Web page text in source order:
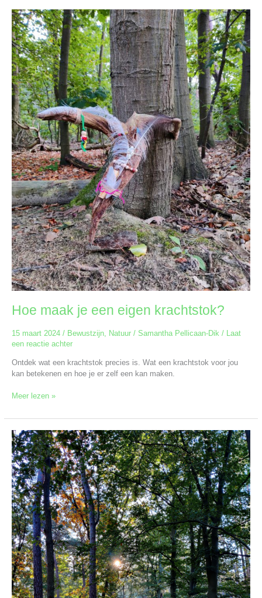
Hoe maak je een eigen krachtstok?
15 maart 2024 / Bewustzijn, Natuur/ Samantha Pellicaan-Dik /
Laat
een reactie achter
Ontdek wat een krachtstok precies is. Wat een krachtstok voor jou
kan betekenen en hoe je er zelf een kan maken.
Hoe
maak
je
een
eigen
krachtstok?
Meer lezen »
Welke
boom
staat
symbool
voor
de
liefde?